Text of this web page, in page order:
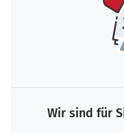
Wir sind für